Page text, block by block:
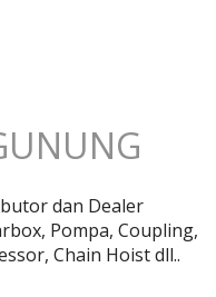
dan Dealer
Pompa, Coupling,
Chain Hoist dll..